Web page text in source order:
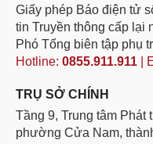
Giấy phép Báo điện tử
tin Truyền thông cấp lại
Phó Tổng biên tập phụ
Hotline: 0855.911.911 |
TRỤ SỞ CHÍNH
Tầng 9, Trung tâm Phát
phường Cửa Nam,